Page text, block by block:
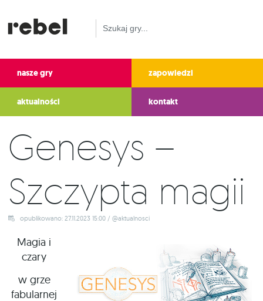
nasze gry zapowiedzi
aktualności kontakt
Genesys –
Szczypta magii
opublikowano: 27.11.2023 15:00 / @aktualnosci
Magia i
czary
w grze
fabularnej